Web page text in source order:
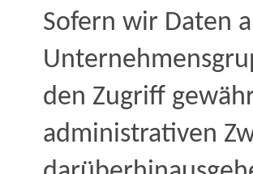
Sofern wir Daten
den Zugriff
administrativen